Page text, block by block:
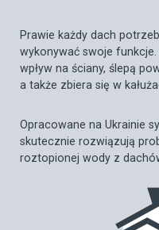
Prawie każdy dach
wykonywać swoje
wpływ na ściany, ślepą
a także zbiera się w
Opracowane na Ukrainie
skutecznie rozwiązują
roztopionej wody z